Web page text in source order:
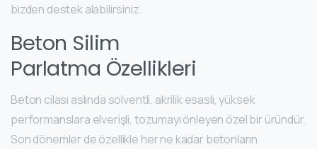
bizden destek alabilirsiniz.
Beton Silim
Parlatma Özellikleri
Beton cilası aslında solventli, akrilik esaslı, yüksek
performanslara elverişli, tozumayı önleyen özel bir üründür.
Son dönemler de özellikle her ne kadar betonların